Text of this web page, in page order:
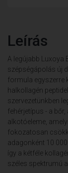
Leírás
A legújabb Luxoya
szépségápolás új
formula egyszerre
halkollagén
szervezetünkben
fehérjetípus - a
alkotóeleme,
fokozatosan
adagonként 10
így a kétféle
széles spektrumú